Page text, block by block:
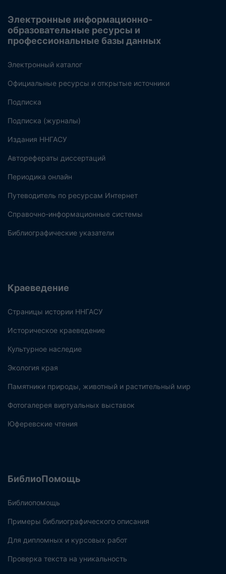
Электронные информационно-
образовательные ресурсы и
профессиональные базы данных
Электронный каталог
Официальные ресурсы и открытые источники
Подписка
Подписка (журналы)
Издания ННГАСУ
Авторефераты диссертаций
Периодика онлайн
Путеводитель по ресурсам Интернет
Справочно-информационные системы
Библиографические указатели
Краеведение
Страницы истории ННГАСУ
Историческое краеведение
Культурное наследие
Экология края
Памятники природы, животный и растительный мир
Фотогалерея виртуальных выставок
Юферевские чтения
БиблиоПомощь
Библиопомощь
Примеры библиографического описания
Для дипломных и курсовых работ
Проверка текста на уникальность